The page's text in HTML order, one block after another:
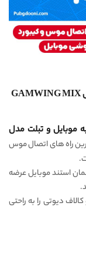
مبدل بیسیم اتصال موس و کیبورد به گوشی موبایل GAMWING MIX
موبایل و تبلت مدل
راه های اتصال موس
استند موبایل عرضه
دیوتی را به راحتی